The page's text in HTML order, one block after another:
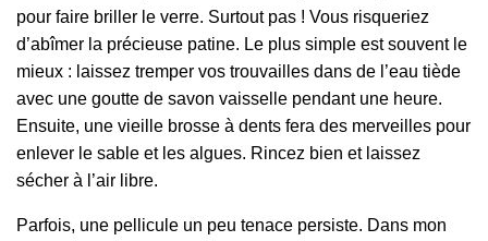
pour faire briller le verre. Surtout pas ! Vous risqueriez
d’abîmer la précieuse patine. Le plus simple est souvent le
mieux : laissez tremper vos trouvailles dans de l’eau tiède
avec une goutte de savon vaisselle pendant une heure.
Ensuite, une vieille brosse à dents fera des merveilles pour
enlever le sable et les algues. Rincez bien et laissez
sécher à l’air libre.
Parfois, une pellicule un peu tenace persiste. Dans mon